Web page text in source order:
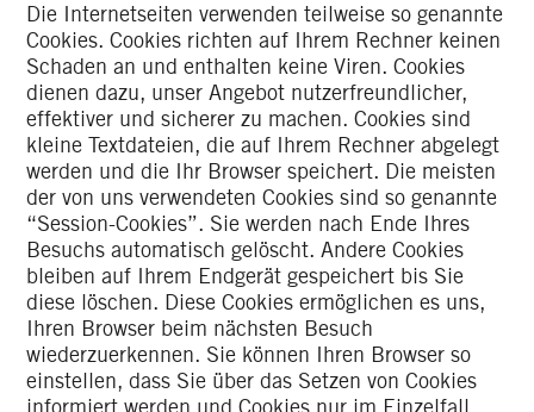
Die Internetseiten verwenden teilweise so genannte
Cookies. Cookies richten auf Ihrem Rechner keinen
Schaden an und enthalten keine Viren. Cookies
dienen dazu, unser Angebot nutzerfreundlicher,
effektiver und sicherer zu machen. Cookies sind
kleine Textdateien, die auf Ihrem Rechner abgelegt
werden und die Ihr Browser speichert. Die meisten
der von uns verwendeten Cookies sind so genannte
“Session-Cookies”. Sie werden nach Ende Ihres
Besuchs automatisch gelöscht. Andere Cookies
bleiben auf Ihrem Endgerät gespeichert bis Sie
diese löschen. Diese Cookies ermöglichen es uns,
Ihren Browser beim nächsten Besuch
wiederzuerkennen. Sie können Ihren Browser so
einstellen, dass Sie über das Setzen von Cookies
informiert werden und Cookies nur im Einzelfall